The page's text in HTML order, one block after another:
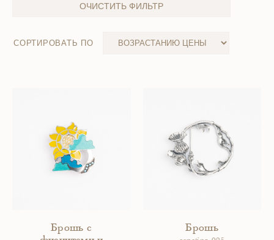
ОЧИСТИТЬ ФИЛЬТР
СОРТИРОВАТЬ ПО
Брошь с
Брошь